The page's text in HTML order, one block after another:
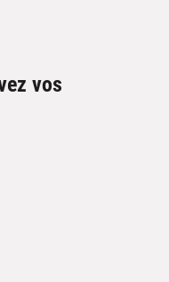
vos